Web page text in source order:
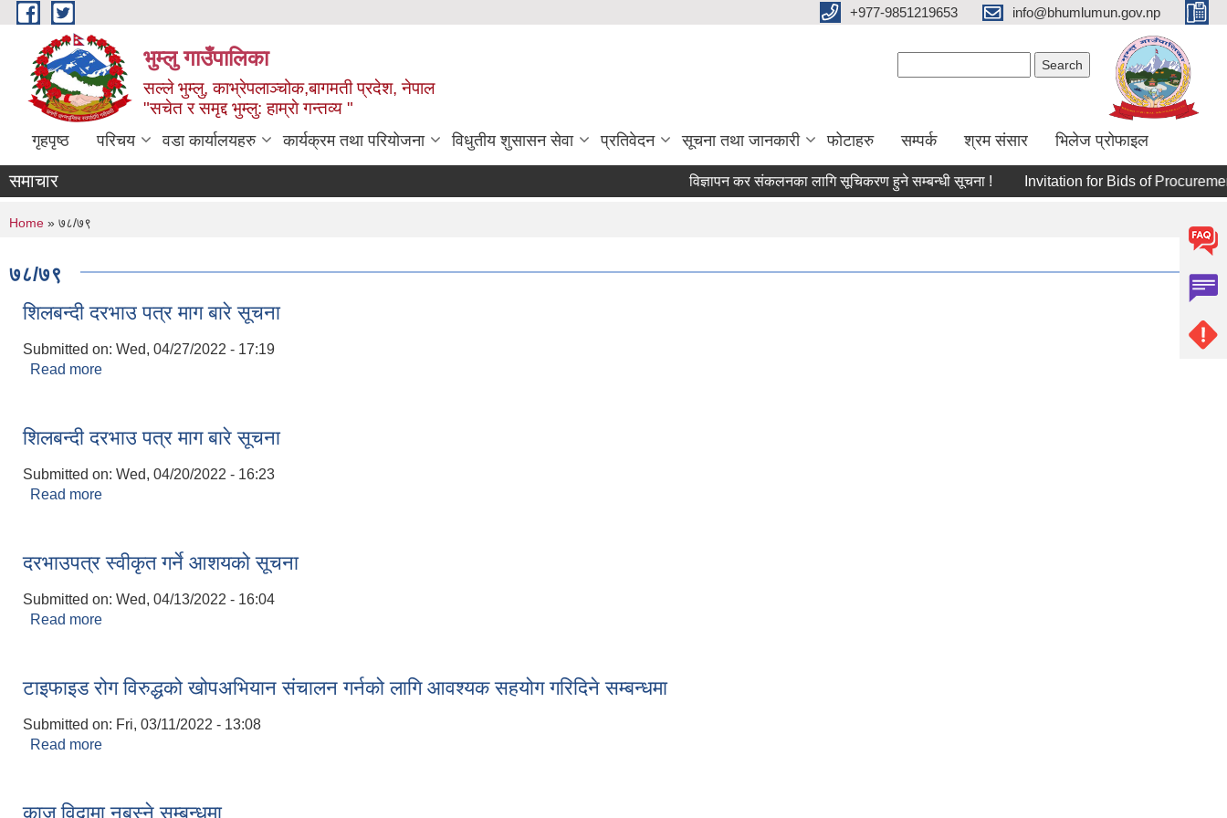
Skip to main content +977-9851219653 info@bhumlumun.gov.np
भुम्लु गाउँपालिका
सल्ले भुम्लु, काभ्रेपलाञ्चोक,बागमती प्रदेश, नेपाल
"सचेत र समृद्द भुम्लु: हाम्राे गन्तव्य "
गृहपृष्ठ परिचय वडा कार्यालयहरु कार्यक्रम तथा परियोजना विधुतीय शुसासन सेवा प्रतिवेदन सूचना तथा जानकारी फोटाहरु सम्पर्क श्रम संसार भिलेज प्रोफाइल
समाचार विज्ञापन कर संकलनका लागि सूचिकरण हुने सम्बन्धी सूचना ! Invitation for Bids of
You are here
Home » ७८/७९
७८/७९
शिलबन्दी दरभाउ पत्र माग बारे सूचना
Submitted on: Wed, 04/27/2022 - 17:19
Read more
शिलबन्दी दरभाउ पत्र माग बारे सूचना
Submitted on: Wed, 04/20/2022 - 16:23
Read more
दरभाउपत्र स्वीकृत गर्ने आशयको सूचना
Submitted on: Wed, 04/13/2022 - 16:04
Read more
टाइफाइड रोग विरुद्धको खोपअभियान संचालन गर्नको लागि आवश्यक सहयोग गरिदिने सम्बन्धमा
Submitted on: Fri, 03/11/2022 - 13:08
Read more
काज विदामा नबस्‍ने सम्बन्धमा